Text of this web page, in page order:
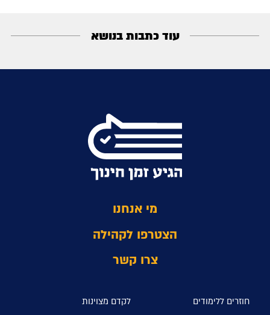
עוד כתבות בנושא
מי אנחנו
הצטרפו לקהילה
צרו קשר
חוזרים ללימודים
לקדם מצוינות